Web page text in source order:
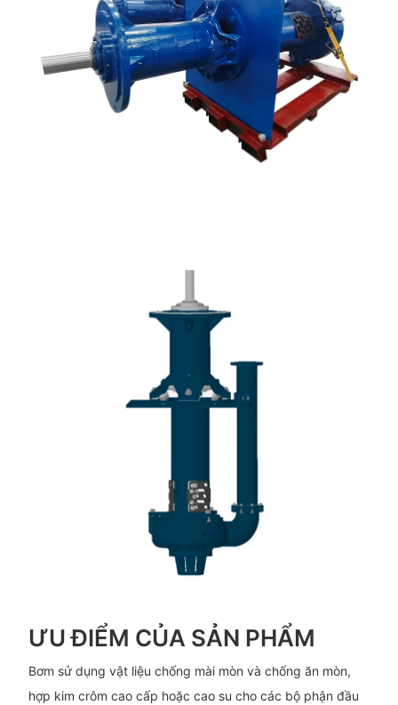
ƯU ĐIỂM CỦA SẢN PHẨM
Bơm sử dụng vật liệu chống mài mòn và chống ăn mòn,
hợp kim crôm cao cấp hoặc cao su cho các bộ phận đầu